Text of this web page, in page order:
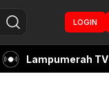
LOGIN
Lampumerah TV